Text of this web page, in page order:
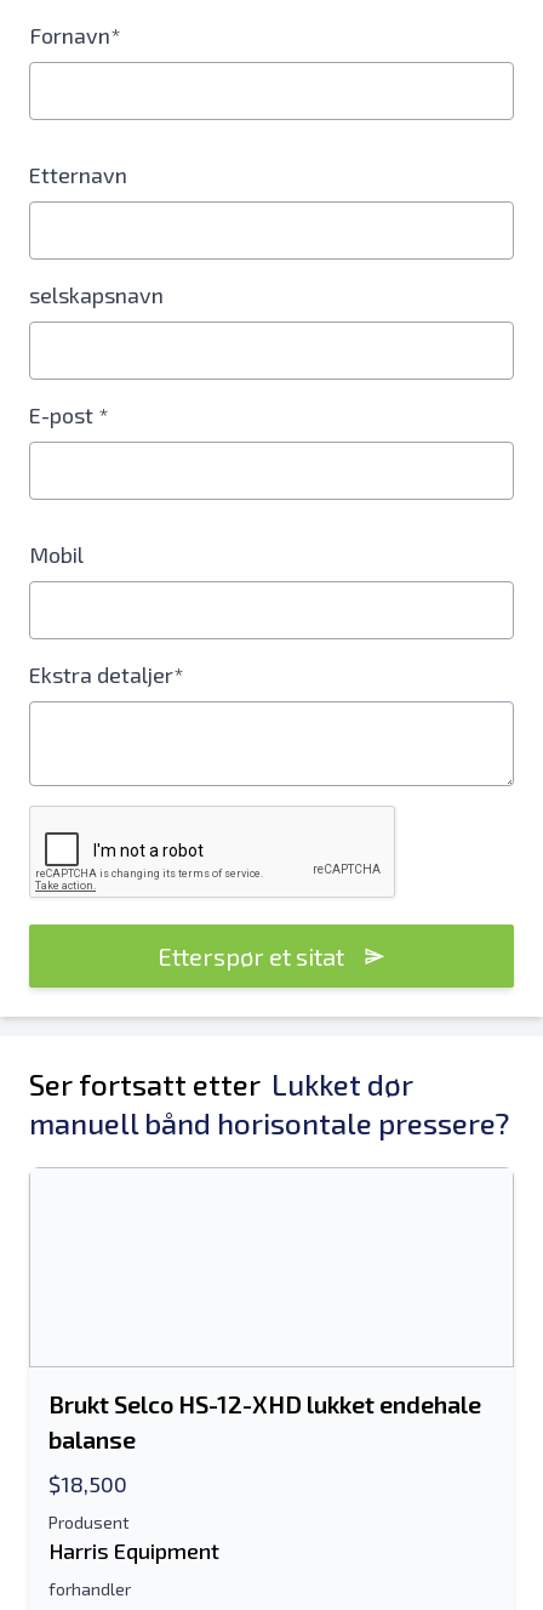
Fornavn*
Etternavn
selskapsnavn
E-post *
Mobil
Ekstra detaljer*
Etterspør et sitat
Ser fortsatt etter Lukket dør
manuell bånd horisontale pressere?
Brukt Selco HS-12-XHD lukket endehale
balanse
$18,500
Produsent
Harris Equipment
forhandler